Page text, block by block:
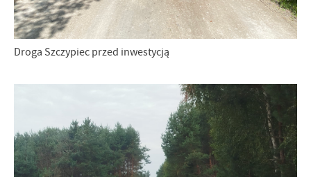
Droga Szczypiec przed inwestycją